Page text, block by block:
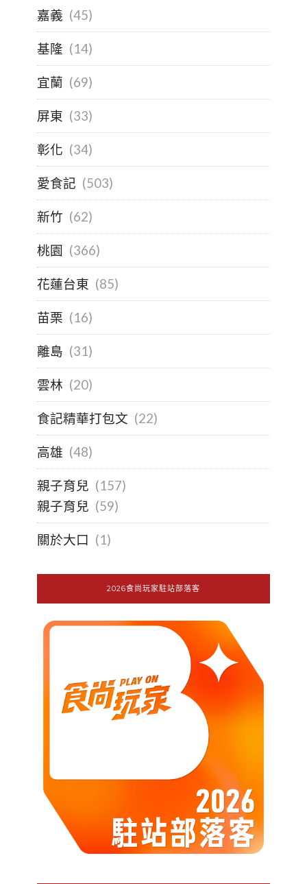
嘉義 (45)
基隆 (14)
宜蘭 (69)
屏東 (33)
彰化 (34)
愛食記 (503)
新竹 (62)
桃園 (366)
花蓮台東 (85)
苗栗 (16)
離島 (31)
雲林 (20)
食記精華打包文 (22)
高雄 (48)
親子育兒 (157)
親子育兒 (59)
關於大口 (1)
2026食尚玩家駐站部落客